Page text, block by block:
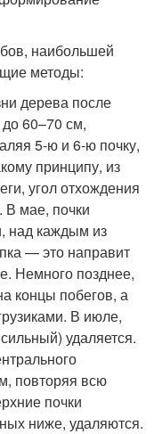
наибольшей
методы:
дерева после
60–70 см,
5-ю и 6-ю почку,
принципу, из
угол отхождения
В мае, почки
над каждым из
— это направит
Немного позднее,
концы побегов, а
В июле,
удаляется.
повторяя всю
почки
ниже, удаляются.